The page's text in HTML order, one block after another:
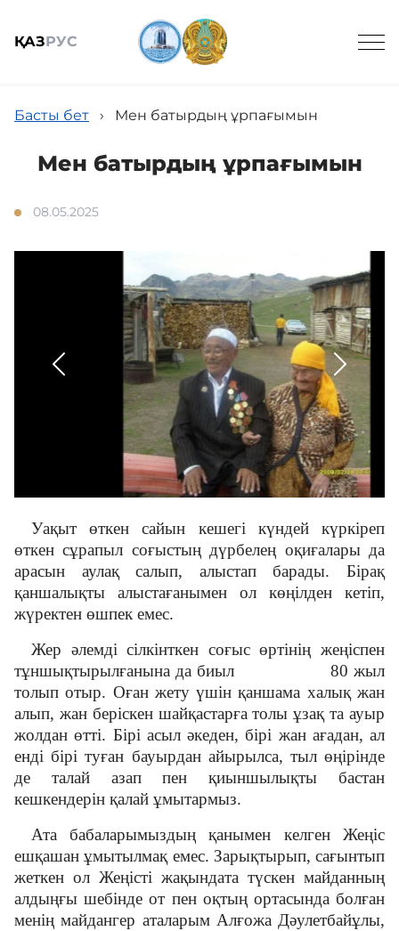
ҚАЗРУС
Қызметкердің жадынамасы
Сыбайлас жемқорлыққа қарсы іс-қимыл
Байланыс
Бірыңғай сөздік
Нашар көретіндерге
арналған нұсқа
Басты бет › Мен батырдың ұрпағымын
Мен батырдың ұрпағымын
08.05.2025
Уақыт өткен сайын кешегі күндей күркіреп
өткен сұрапыл соғыстың дүрбелең оқиғалары да
арасын аулақ салып, алыстап барады. Бірақ
қаншалықты алыстағанымен ол көңілден кетіп,
жүректен өшпек емес.
Жер әлемді сілкінткен соғыс өртінің жеңіспен
тұншықтырылғанына да биыл 80 жыл
толып отыр. Оған жету үшін қаншама халық жан
алып, жан беріскен шайқастарға толы ұзақ та ауыр
жолдан өтті. Бірі асыл әкеден, бірі жан ағадан, ал
енді бірі туған бауырдан айырылса, тыл өңірінде
де талай азап пен қиыншылықты бастан
кешкендерін қалай ұмытармыз.
Ата бабаларымыздың қанымен келген Жеңіс
ешқашан ұмытылмақ емес. Зарықтырып, сағынтып
жеткен ол Жеңісті жақындата түскен майданның
алдыңғы шебінде от пен оқтың ортасында болған
менің майдангер аталарым Алғожа Дәулетбайұлы,